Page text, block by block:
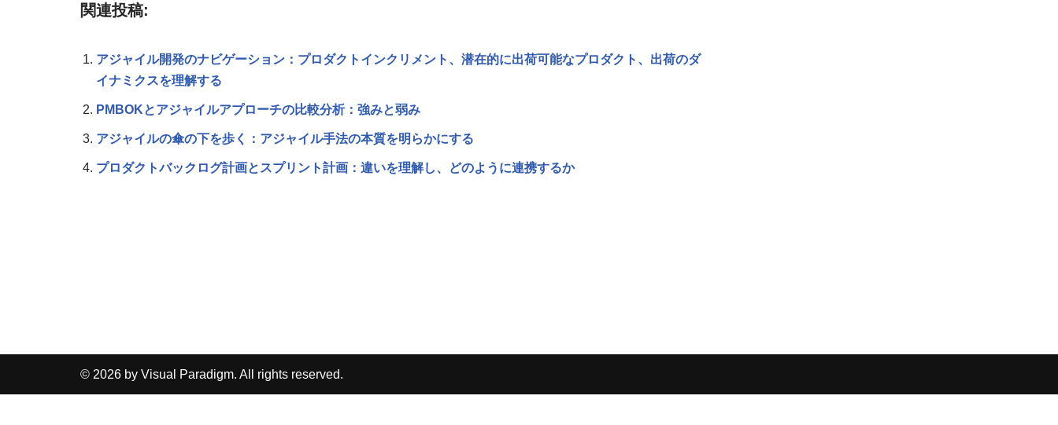
関連投稿:
アジャイル開発のナビゲーション：プロダクトインクリメント、潜在的に出荷可能なプロダクト、出荷のダ
イナミクスを理解する
PMBOKとアジャイルアプローチの比較分析：強みと弱み
アジャイルの傘の下を歩く：アジャイル手法の本質を明らかにする
プロダクトバックログ計画とスプリント計画：違いを理解し、どのように連携するか
© 2026 by Visual Paradigm. All rights reserved.